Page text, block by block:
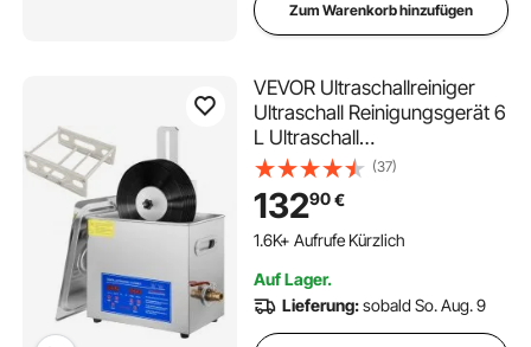
Zum Warenkorb hinzufügen
VEVOR Ultraschallreiniger
Ultraschall Reinigungsgerät 6
L Ultraschall
Reinigungsmaschine für
Schallplatten 180 W
einstellbare Zeit,
Schallplattenreiniger
Reinigungsgerät
(37)
13290€
1.6K+ Aufrufe Kürzlich
Auf Lager.
Lieferung:sobald So. Aug. 9